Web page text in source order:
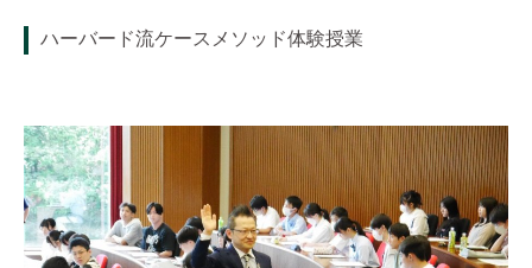
ハーバード流ケースメソッド体験授業